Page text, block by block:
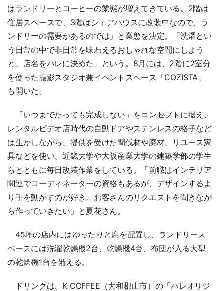
はランドリーとコーヒーの業態が増えてきている。2階は
住居スペースで、3階はシェアハウスに改装中なので、ラ
ンドリーの需要があるのでは」と業態を決定。「洗濯とい
う日常の中で非日常を味わえるおしゃれな空間にしよう
と、店名をハレに決めた」という。8月には、2階に2室分
を使った撮影スタジオ兼イベントスペース「COZISTA」
も開いた。
「いつまでたっても完成しない」をコンセプトに据え、
レンタルビデオ店時代の自動ドアやステンレスの格子など
は生かしながら、提供を受けた間伐材や廃材、リユース家
具などを使い、近畿大学や大阪産業大学の建築学部の学生
らとともに毎日改装作業をしている。「前職はインテリア
関連でコーディネーターの資格もあるが、デザインするよ
り手を動かすのが好き。お客さんのリクエストを聞きなが
ら作っていきたい」と夏花さん。
45坪の店内にはゆったりと席を配置し、ランドリース
ペースには洗濯乾燥機2台、乾燥機4台、布団が入る大型
の乾燥機1台を備える。
ドリンクは、K COFFEE（大和郡山市）の「ハレオリジ